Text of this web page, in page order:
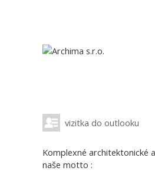
vizitka do outlooku
Komplexné architektonické
naše motto :